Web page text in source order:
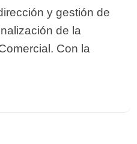
y gestión de
de la
Con la